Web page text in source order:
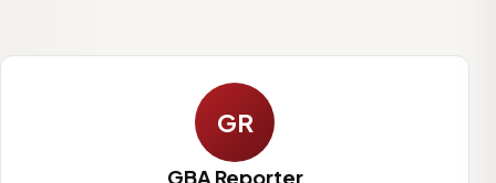
GR
GBA Reporter